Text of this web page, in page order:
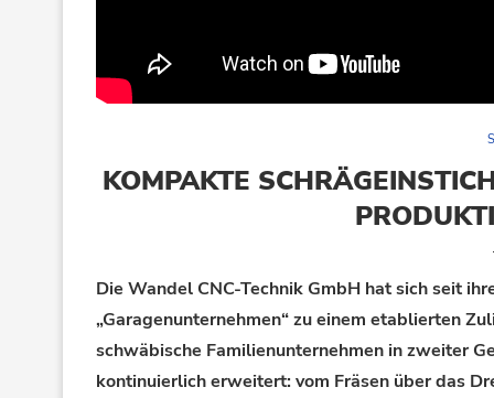
KOMPAKTE
Die Wandel CNC-Technik GmbH hat sich seit
„Garagenunternehmen“ zu einem etablierten
schwäbische Familienunternehmen in zweiter
kontinuierlich erweitert: vom Fräsen über das